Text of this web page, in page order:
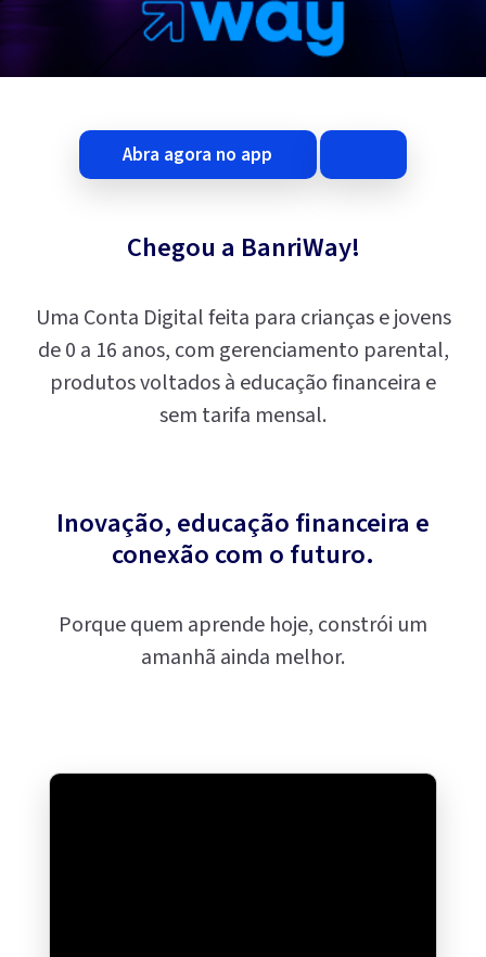
abra agora no app
Chegou a BanriWay!
Uma Conta Digital feita para crianças e jovens
de 0 a 16 anos, com gerenciamento parental,
produtos voltados à educação financeira e
sem tarifa mensal.
Inovação, educação financeira e
conexão com o futuro.
Porque quem aprende hoje, constrói um
amanhã ainda melhor.